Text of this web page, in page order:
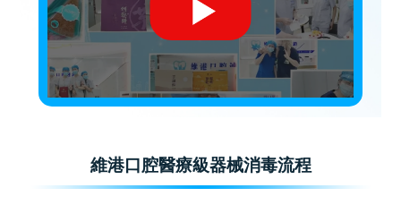
維港口腔醫療級器械消毒流程